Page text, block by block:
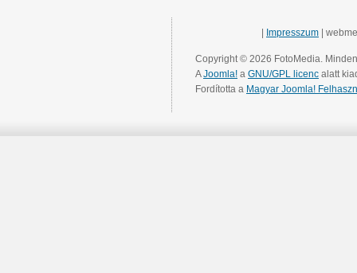
Impresszum |
Copyright © 2026 FotoMedia.
AJoomla! a GNU/GPL licenc alatt
Fordította a Magyar Joomla!